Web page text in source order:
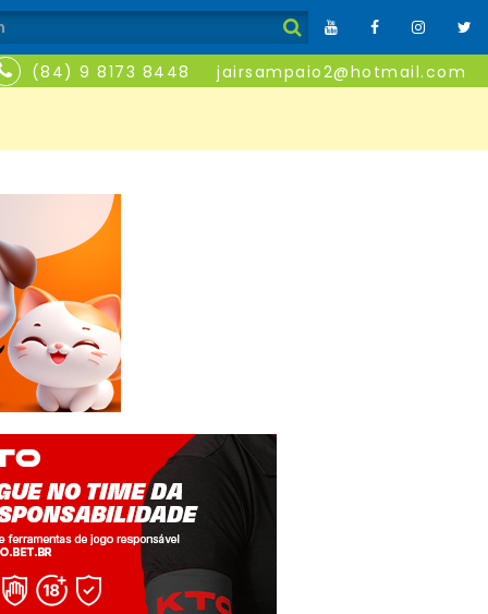
(84) 9 8173 8448 jairsampaio2@hotmail.com